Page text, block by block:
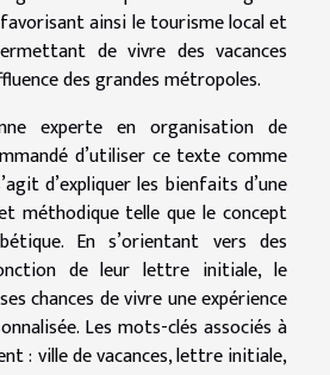
ainsi le tourisme local et
de vivre des vacances
des grandes métropoles.
experte en organisation de
d’utiliser ce texte comme
d’expliquer les bienfaits d’une
méthodique telle que le concept
En s’orientant vers des
de leur lettre initiale, le
chances de vivre une expérience
Les mots-clés associés à
: ville de vacances, lettre initiale,